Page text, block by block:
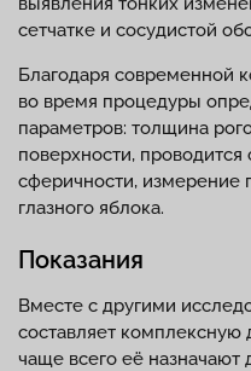
сетчатке и сосудистой
Благодаря современной
во время процедуры
параметров: толщина
поверхности,
сферичности, измерение
глазного яблока.
Показания
Вместе с другими
составляет комплексную
чаще всего её назначают